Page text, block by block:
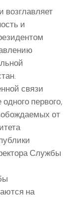
возглавляет
и
связи
первого,
от
Службы
на